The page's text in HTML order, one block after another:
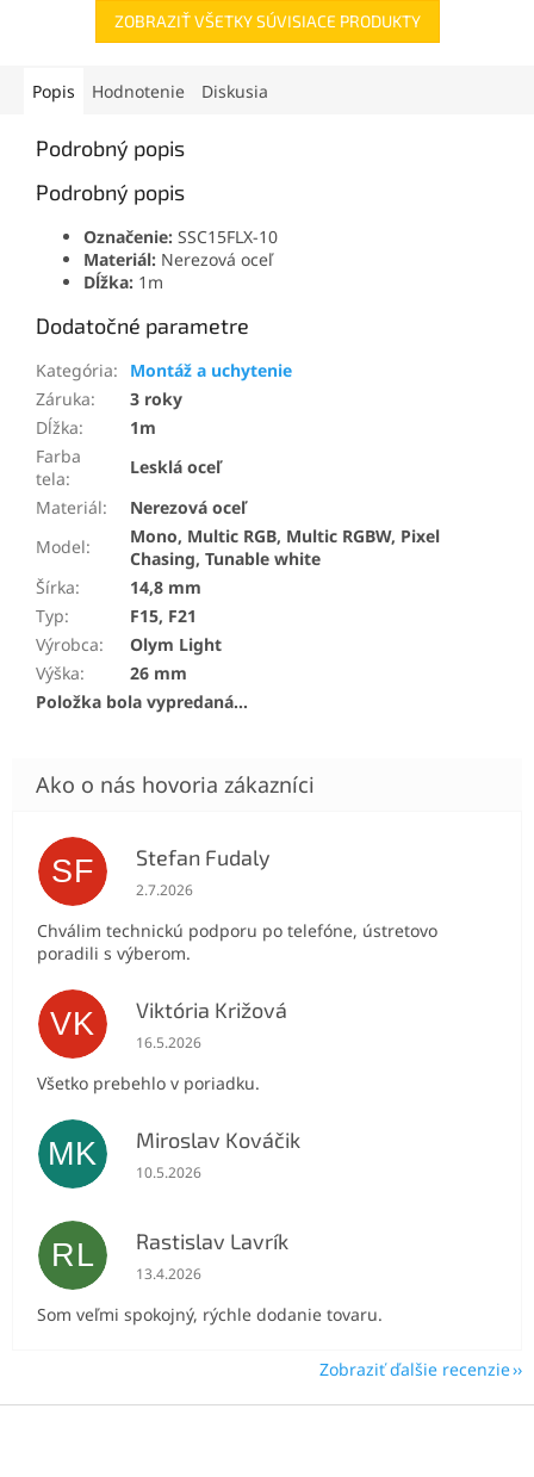
ZOBRAZIŤ VŠETKY SÚVISIACE PRODUKTY
Popis Hodnotenie Diskusia
Podrobný popis
Podrobný popis
Označenie: SSC15FLX-10
Materiál: Nerezová oceľ
Dĺžka: 1m
Dodatočné parametre
Kategória:
Montáž a uchytenie
Záruka:
3 roky
Dĺžka:
1m
Farba
tela:
Lesklá oceľ
Materiál:
Nerezová oceľ
Model:
Mono, Multic RGB, Multic RGBW, Pixel
Chasing, Tunable white
Šírka:
14,8 mm
Typ:
F15, F21
Výrobca:
Olym Light
Výška:
26 mm
Položka bola vypredaná…
SF Stefan Fudaly
Hodnotenie obchodu je 5 z 5 hviezdičiek.
2.7.2026
Chválim technickú podporu po telefóne, ústretovo
poradili s výberom.
VK Viktória Križová
Hodnotenie obchodu je 5 z 5 hviezdičiek.
16.5.2026
Všetko prebehlo v poriadku.
MK Miroslav Kováčik
Hodnotenie obchodu je 5 z 5 hviezdičiek.
10.5.2026
RL Rastislav Lavrík
Hodnotenie obchodu je 5 z 5 hviezdičiek.
13.4.2026
Som veľmi spokojný, rýchle dodanie tovaru.
Zobraziť ďalšie recenzie